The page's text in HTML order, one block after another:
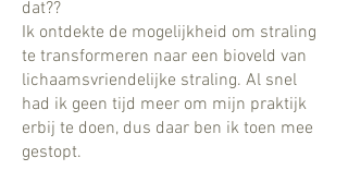
dat??
Ik ontdekte de mogelijkheid om straling
te transformeren naar een bioveld van
lichaamsvriendelijke straling. Al snel
had ik geen tijd meer om mijn praktijk
erbij te doen, dus daar ben ik toen mee
gestopt.